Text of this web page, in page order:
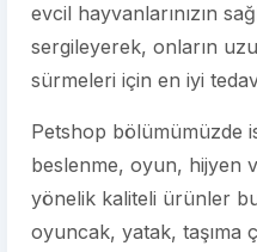
evcil hayvanlarınızın
sergileyerek, onların
sürmeleri için en iyi
Petshop bölümümüzde
beslenme, oyun, hijyen
yönelik kaliteli ürünler
oyuncak, yatak, taşıma